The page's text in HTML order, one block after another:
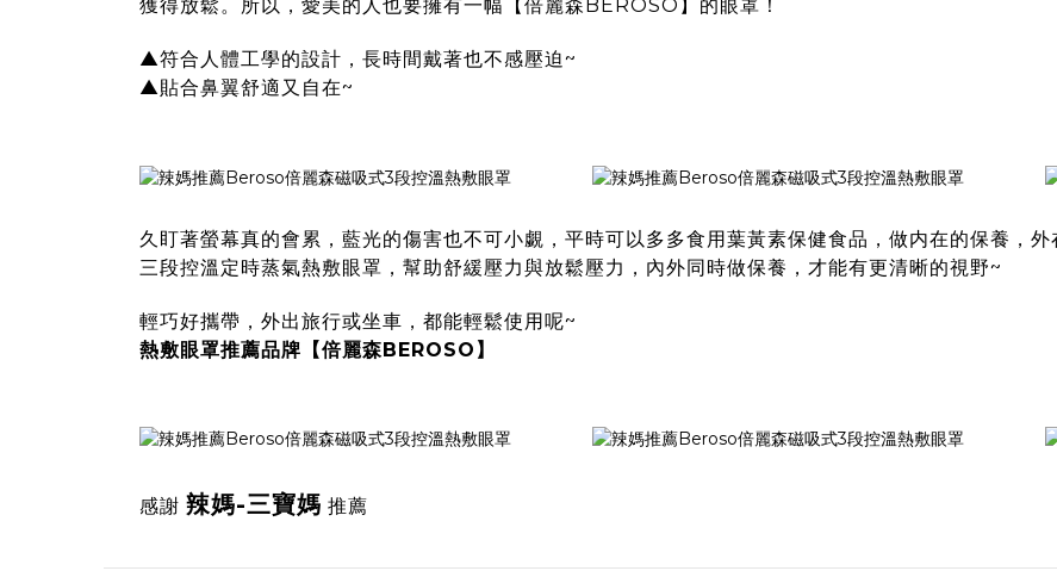
獲得放鬆。所以，愛美的人也要擁有一幅【倍麗森BEROSO】的眼罩！
▲符合人體工學的設計，長時間戴著也不感壓迫~
▲貼合鼻翼舒適又自在~
久盯著螢幕真的會累，藍光的傷害也不可小覷，平時可以多多食用葉黃素保健食品，做内在的保養，外
三段控溫定時蒸氣熱敷眼罩 ，幫助舒緩壓力與放鬆壓力，內外同時做保養，才能有更清晰的視野~
輕巧好攜帶，外出旅行或坐車，都能輕鬆使用呢~
熱敷眼罩推薦品牌【倍麗森BEROSO】
感謝 辣媽-三寶媽 推薦